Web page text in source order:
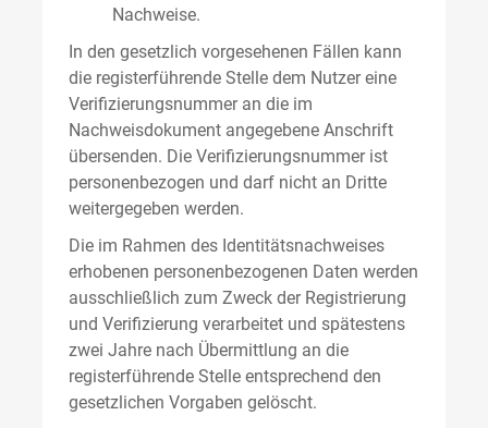
Nachweise.
In den gesetzlich vorgesehenen Fällen kann
die registerführende Stelle dem Nutzer eine
Verifizierungsnummer an die im
Nachweisdokument angegebene Anschrift
übersenden. Die Verifizierungsnummer ist
personenbezogen und darf nicht an Dritte
weitergegeben werden.
Die im Rahmen des Identitätsnachweises
erhobenen personenbezogenen Daten werden
ausschließlich zum Zweck der Registrierung
und Verifizierung verarbeitet und spätestens
zwei Jahre nach Übermittlung an die
registerführende Stelle entsprechend den
gesetzlichen Vorgaben gelöscht.